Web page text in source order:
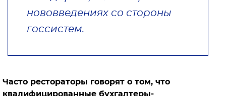
нововведениях со стороны
госсистем.
Часто рестораторы говорят о том, что
квалифицированные бухгалтеры-